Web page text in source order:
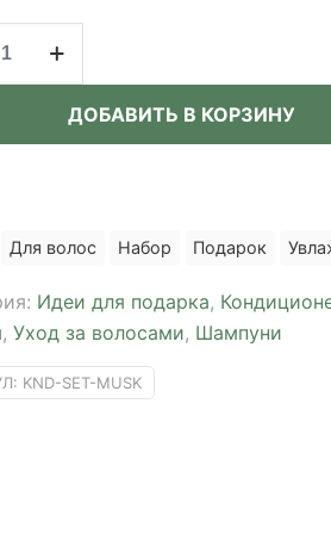
ДОБАВИТЬ В КОРЗИНУ
Для волос Набор Подарок
Идеи для подарка,
, Уход за волосами, Шампуни
KND-SET-MUSK